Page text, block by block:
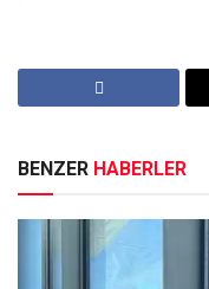
BENZER HABERLER